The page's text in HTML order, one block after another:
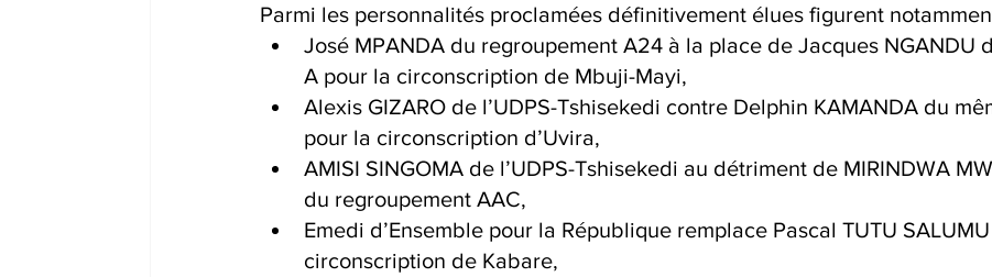
Parmi les personnalités proclamées définitivement élues figurent
José MPANDA du regroupement A24 à la place de Jacques NGANDU
A pour la circonscription de Mbuji-Mayi,
Alexis GIZARO de l’UDPS-Tshisekedi contre Delphin KAMANDA du
pour la circonscription d’Uvira,
AMISI SINGOMA de l’UDPS-Tshisekedi au détriment de MIRINDWA
du regroupement AAC,
Emedi d’Ensemble pour la République remplace Pascal TUTU
circonscription de Kabare,